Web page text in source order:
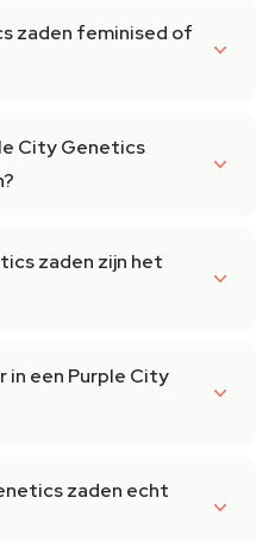
zaden feminised of
City Genetics
zaden zijn het
in een Purple City
zaden echt